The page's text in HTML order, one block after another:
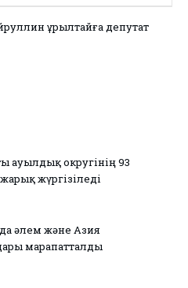
Құрылтайға депутат
ауылдық округінің 93
жүргізіледі
әлем және Азия
марапатталды